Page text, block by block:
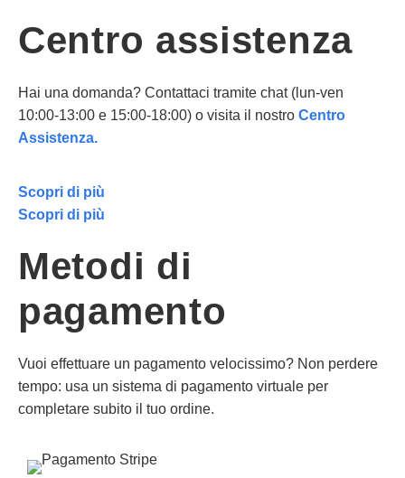
Centro assistenza
Hai una domanda? Contattaci tramite chat (lun-ven
10:00-13:00 e 15:00-18:00) o visita il nostro Centro
Assistenza.
Scopri di più
Scopri di più
Metodi di
pagamento
Vuoi effettuare un pagamento velocissimo? Non perdere
tempo: usa un sistema di pagamento virtuale per
completare subito il tuo ordine.